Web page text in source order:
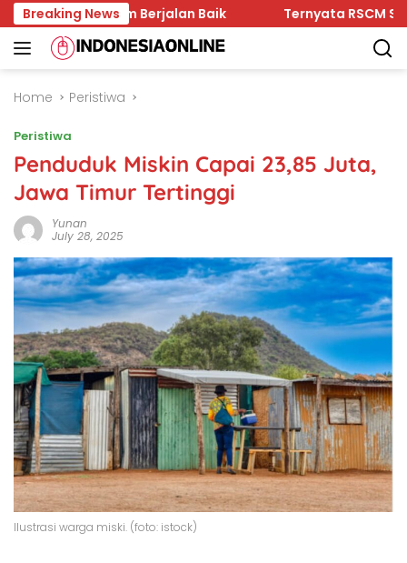
Skip
to
content
Breaking News
di Kaltim Berjalan Baik Ternyata RSCM Sasaran
Home Peristiwa
Peristiwa
Penduduk Miskin Capai 23,85 Juta,
Jawa Timur Tertinggi
Yunan
July 28, 2025
Ilustrasi warga miski. (foto: istock)